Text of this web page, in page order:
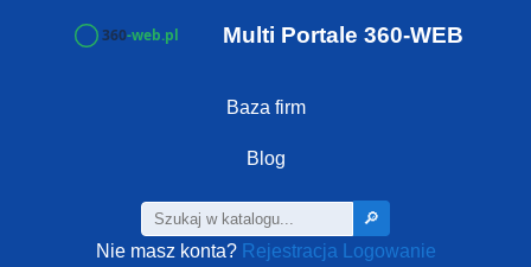
Multi Portale 360-WEB
Baza firm
Blog
🔎
Nie masz konta? Rejestracja Logowanie